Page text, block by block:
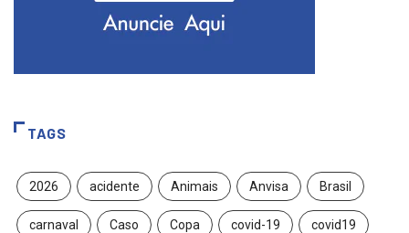
TAGS
2026 acidente Animais Anvisa Brasil
carnaval Caso Copa covid-19 covid19